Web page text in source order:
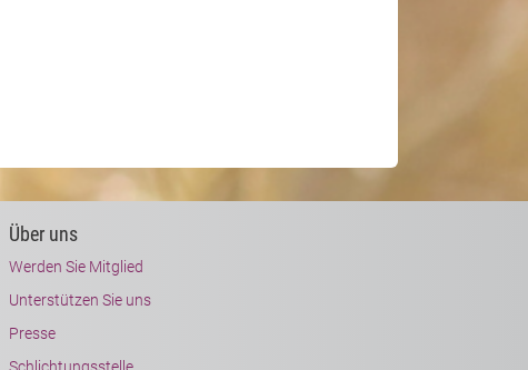
Über uns
Werden Sie Mitglied
Unterstützen Sie uns
Presse